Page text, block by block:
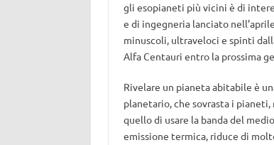
gli esopianeti più vicini è di
e di ingegneria lanciato
minuscoli, ultraveloci e spinti
Alfa Centauri entro la prossima
Rivelare un pianeta abitabile è
planetario, che sovrasta i
quello di usare la banda del
emissione termica, riduce di